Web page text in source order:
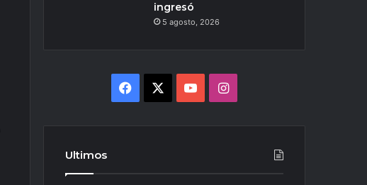
ingresó
5 agosto, 2026
Facebook YouTubeInstagram
Ultimos